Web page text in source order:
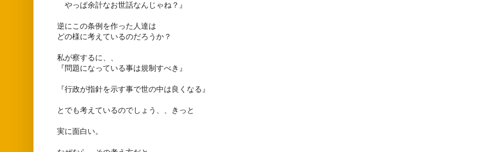
やっぱ余計なお世話なんじゃね？』
逆にこの条例を作った人達は
どの様に考えているのだろうか？
私が察するに、、
『問題になっている事は規制すべき』
『行政が指針を示す事で世の中は良くなる』
とでも考えているのでしょう、、きっと
実に面白い。